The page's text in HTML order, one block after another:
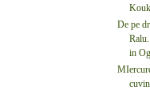
De pe
in